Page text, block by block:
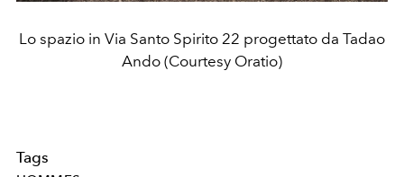
Lo spazio in Via Santo Spirito 22 progettato da Tadao
Ando (Courtesy Oratio)
Tags